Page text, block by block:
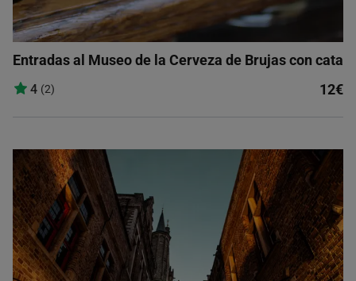
Entradas al Museo de la Cerveza de Brujas con cata
4 (2) 12€